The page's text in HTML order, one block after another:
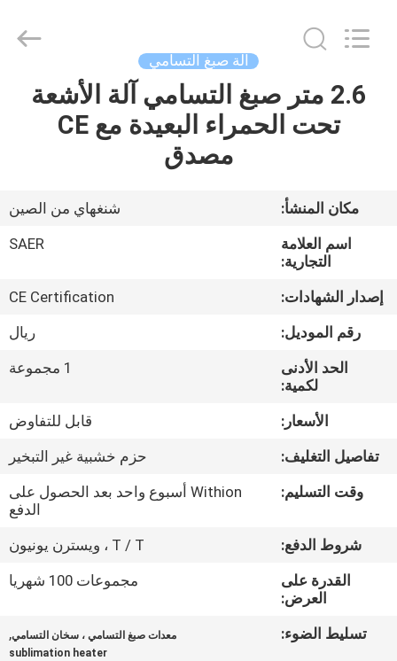
منزل
أشرطة
فيديو
حول
جولة
المعمل
ضبط
اتصل
Supplier
Reserved.
آلة صبغ التسامي
2.6 متر صبغ التسامي آلة الأشعة
تحت الحمراء البعيدة مع CE
مصدق
مكان المنشأ:
شنغهاي من الصين
اسم العلامة
التجارية:
SAER
إصدار الشهادات:
CE Certification
رقم الموديل:
ريال
الحد الأدنى
لكمية:
1 مجموعة
الأسعار:
قابل للتفاوض
تفاصيل التغليف:
حزم خشبية غير التبخير
وقت التسليم:
Withion أسبوع واحد بعد الحصول على
الدفع
شروط الدفع:
T / T ، ويسترن يونيون
القدرة على
العرض:
مجموعات 100 شهريا
تسليط الضوء: معدات صبغ التسامي ، سخان التسامي,
sublimation heater